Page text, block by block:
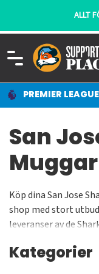
ALLT
PREMIER LEAGUE
San
Köp dina San Jose
shop med stort
leveranser av de
som vi har på
Kategorier